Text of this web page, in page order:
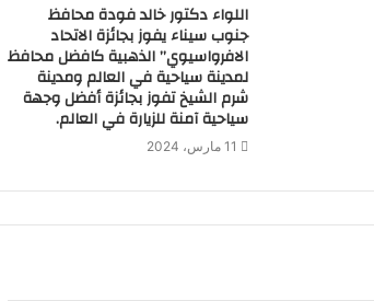
اللواء دكتور خالد فودة محافظ
جنوب سيناء يفوز بجائزة الاتحاد
الافرواسيوي” الذهبية كافضل محافظ
لمدينة سياحية في العالم ومدينة
شرم الشيخ تفوز بجائزة أفضل وجهة
سياحية آمنة للزيارة في العالم.
11 مارس، 2024